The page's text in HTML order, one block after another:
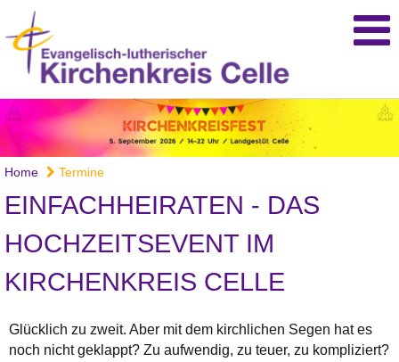
Home Termine
EINFACHHEIRATEN - DAS
HOCHZEITSEVENT IM
KIRCHENKREIS CELLE
Glücklich zu zweit. Aber mit dem kirchlichen Segen hat es
noch nicht geklappt? Zu aufwendig, zu teuer, zu kompliziert?